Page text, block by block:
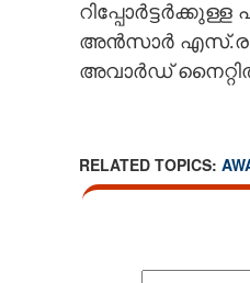
അൻസാർ
അവാർഡ്
RELATED TOPICS: